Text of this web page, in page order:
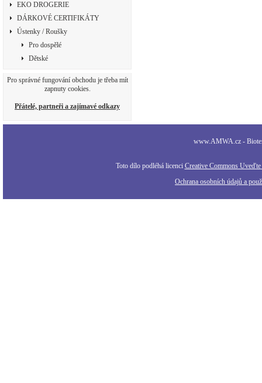
EKO DROGERIE
DÁRKOVÉ CERTIFIKÁTY
Ústenky / Roušky
Pro dospělé
Dětské
Pro správné fungování obchodu je třeba mít
zapnuty cookies.
Přátelé, partneři a zajímavé odkazy
www.AMWA.cz -
Toto dílo podléhá licenci Creative Commons
Ochrana osobních údajů a